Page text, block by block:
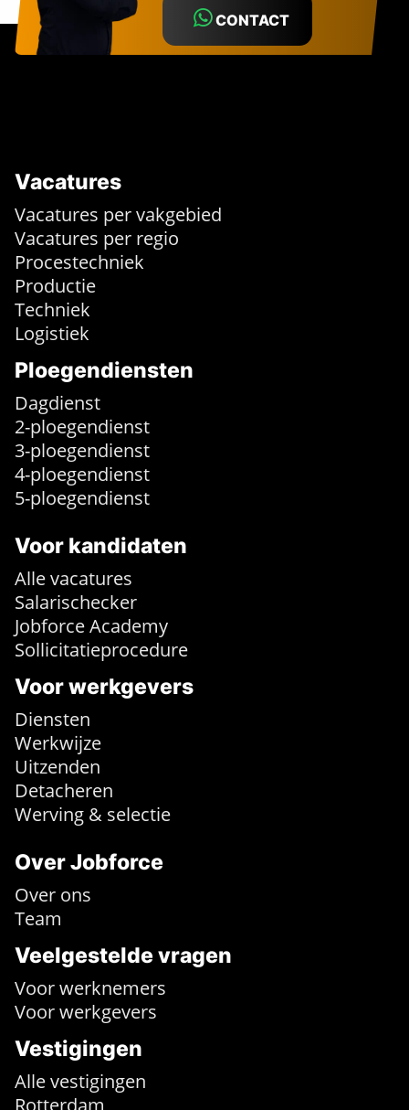
CONTACT
Vacatures
Vacatures per vakgebied
Vacatures per regio
Procestechniek
Productie
Techniek
Logistiek
Ploegendiensten
Dagdienst
2-ploegendienst
3-ploegendienst
4-ploegendienst
5-ploegendienst
Voor kandidaten
Alle vacatures
Salarischecker
Jobforce Academy
Sollicitatieprocedure
Voor werkgevers
Diensten
Werkwijze
Uitzenden
Detacheren
Werving & selectie
Over Jobforce
Over ons
Team
Veelgestelde vragen
Voor werknemers
Voor werkgevers
Vestigingen
Alle vestigingen